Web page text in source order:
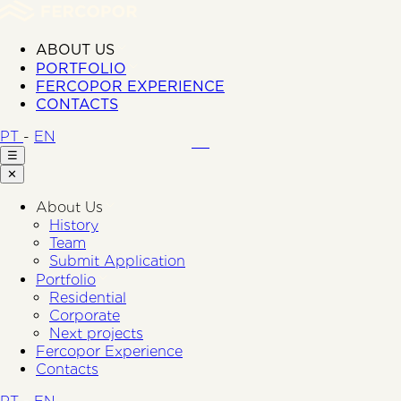
ABOUT US
PORTFOLIO
FERCOPOR EXPERIENCE
CONTACTS
PT - EN
☰
✕
About Us
History
Team
Submit Application
Portfolio
Residential
Corporate
Next projects
Fercopor Experience
Contacts